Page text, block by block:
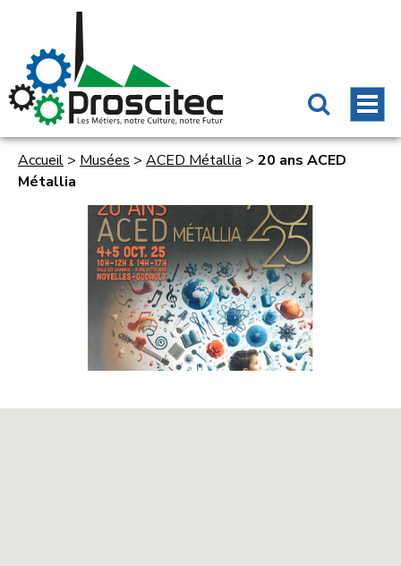
Accueil > Musées > ACED Métallia > 20 ans ACED
Métallia